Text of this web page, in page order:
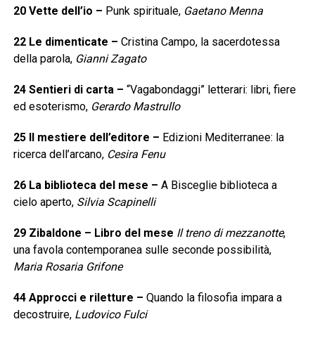
20 Vette dell’io – Punk spirituale, Gaetano Menna
22 Le dimenticate – Cristina Campo, la sacerdotessa
della parola, Gianni Zagato
24 Sentieri di carta– “Vagabondaggi” letterari: libri, fiere
ed esoterismo, Gerardo Mastrullo
25 Il mestiere dell’editore – Edizioni Mediterranee: la
ricerca dell’arcano, Cesira Fenu
26 La biblioteca del mese – A Bisceglie biblioteca a
cielo aperto, Silvia Scapinelli
29 Zibaldone – Libro del mese Il treno di mezzanotte,
una favola contemporanea sulle seconde possibilità,
Maria Rosaria Grifone
44 Approcci e riletture – Quando la filosofia impara a
decostruire, Ludovico Fulci